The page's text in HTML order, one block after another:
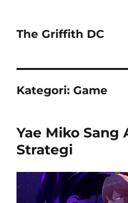
The Griffith DC
Kategori: Game
Yae Miko Sang
Strategi